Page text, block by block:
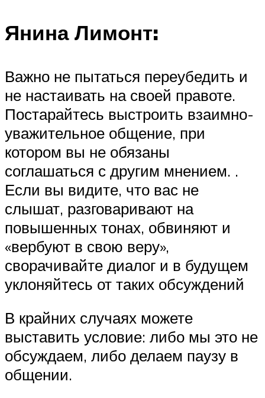
Янина Лимонт:
Важно не пытаться переубедить и
не настаивать на своей правоте.
Постарайтесь выстроить взаимно-
уважительное общение, при
котором вы не обязаны
соглашаться с другим мнением. .
Если вы видите, что вас не
слышат, разговаривают на
повышенных тонах, обвиняют и
«вербуют в свою веру»,
сворачивайте диалог и в будущем
уклоняйтесь от таких обсуждений
В крайних случаях можете
выставить условие: либо мы это не
обсуждаем, либо делаем паузу в
общении.